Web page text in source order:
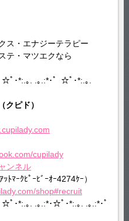
ス・エナジーテラピー
テ・マツエクなら
ﾟ･*:.｡. .｡.:*･゜☆ﾟ･*:.｡.
ピド）
cupilady
ンネル
ｰｸﾋﾟｰﾋﾞｰｵｰ4274ｹｰ）
shop#recruit
ﾟ･*:.｡. .｡.:*･☆ﾟ･*:.｡. .｡.:*･゜